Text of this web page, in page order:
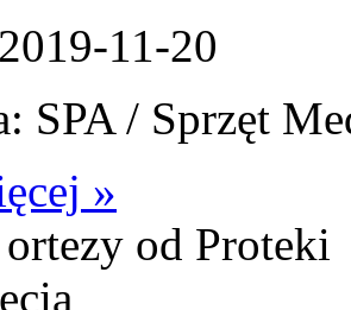
11-20
SPA / Sprzęt
»
od Proteki